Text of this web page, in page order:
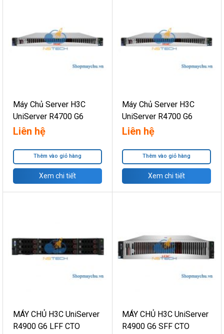
Máy Chủ Server H3C
UniServer R4700 G6
10SFF
Liên hệ
Thêm vào giỏ hàng
Xem chi tiết
Máy Chủ Server H3C
UniServer R4700 G6
Rack 1U 4LFF
Liên hệ
Thêm vào giỏ hàng
Xem chi tiết
MÁY CHỦ H3C UniServer
R4900 G6 LFF CTO
MÁY CHỦ H3C UniServer
R4900 G6 SFF CTO